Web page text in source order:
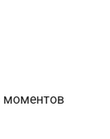
моментов